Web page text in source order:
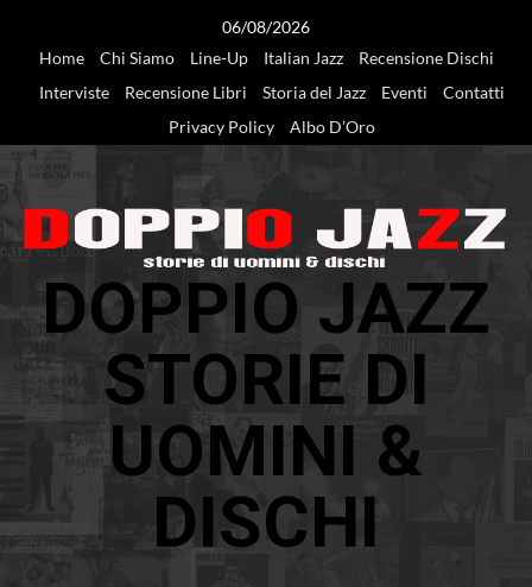
06/08/2026
Home
Chi Siamo Line-Up Italian Jazz
Recensione Dischi
Interviste
Recensione Libri Storia del Jazz Eventi
Contatti
Privacy Policy
Albo D’Oro
DOPPIO JAZZ
STORIE DI
UOMINI &
DISCHI